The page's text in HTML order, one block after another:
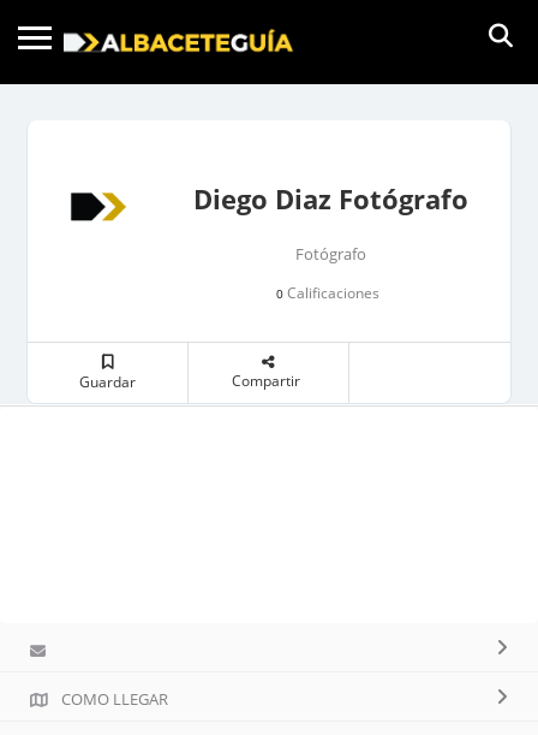
Diego Diaz Fotógrafo
Fotógrafo
0Calificaciones
Guardar Compartir
COMO LLEGAR